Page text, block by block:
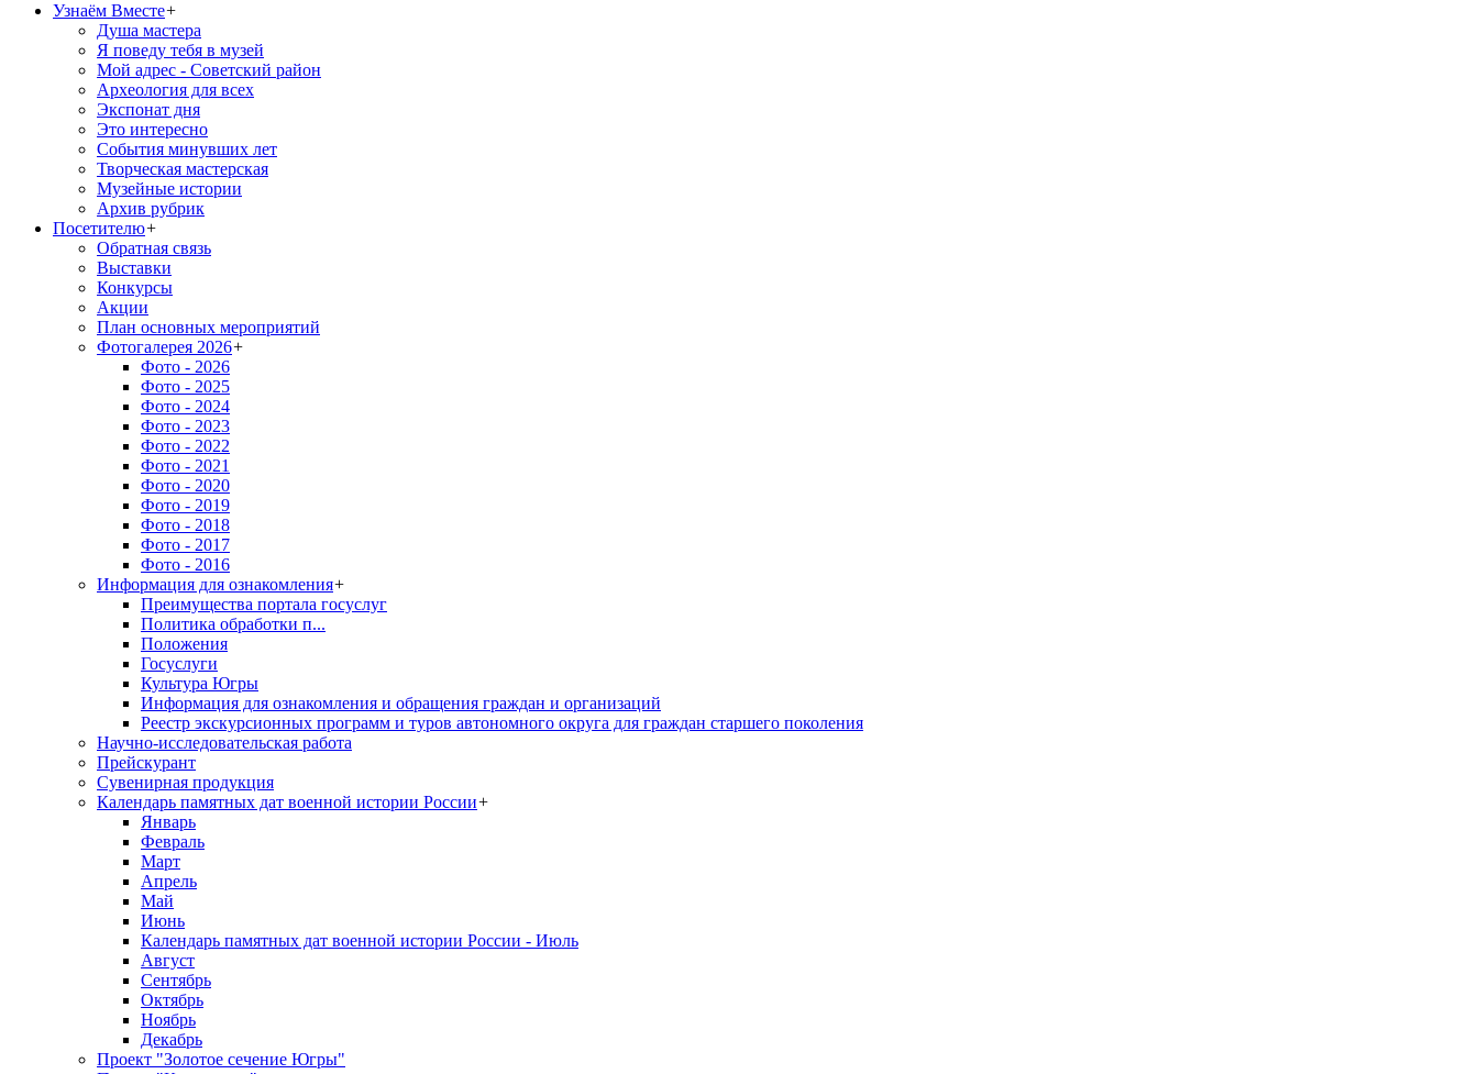
Узнаём Вместе+
Душа мастера
Я поведу тебя в музей
Мой адрес - Советский район
Археология для всех
Экспонат дня
Это интересно
События минувших лет
Творческая мастерская
Музейные истории
Архив рубрик
Посетителю+
Обратная связь
Выставки
Конкурсы
Акции
План основных мероприятий
Фотогалерея 2026+
Фото - 2026
Фото - 2025
Фото - 2024
Фото - 2023
Фото - 2022
Фото - 2021
Фото - 2020
Фото - 2019
Фото - 2018
Фото - 2017
Фото - 2016
Информация для ознакомления+
Преимущества портала госуслуг
Политика обработки п...
Положения
Госуслуги
Культура Югры
Информация для ознакомления и обращения граждан и организаций
Реестр экскурсионных программ и туров автономного округа для граждан старшего поколения
Научно-исследовательская работа
Прейскурант
Сувенирная продукция
Календарь памятных дат военной истории России+
Январь
Февраль
Март
Апрель
Май
Июнь
Календарь памятных дат военной истории России - Июль
Август
Сентябрь
Октябрь
Ноябрь
Декабрь
Проект "Золотое сечение Югры"